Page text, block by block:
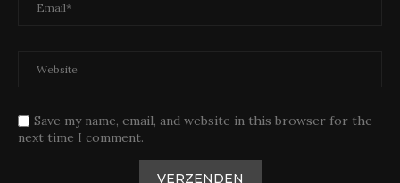
Save my name, email, and website in this browser for the
next time I comment.